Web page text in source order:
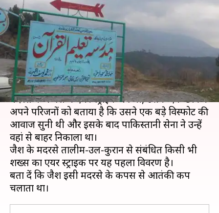
विस्फोट की आवाज, पाकिस्तानी सेना
ने निकाला सुरक्षित
लेखन मुकुल तोमर Mar 05, 2019 12:48 pm
क्या है खबर?
भारतीय वायुसेना (IAF) ने जैश-ए-मोहम्मद के जिस
मदरसे के कैंपस में एयर स्ट्राइक की थी, उसके एक छात्र ने
अपने परिजनों को बताया है कि उसने एक बड़े विस्फोट की
आवाज सुनी थी और इसके बाद पाकिस्तानी सेना ने उन्हें
वहां से बाहर निकाला था।
जैश के मदरसे तालीम-उल-कुरान से संबंधित किसी भी
शख्स का एयर स्ट्राइक पर यह पहला विवरण है।
बता दें कि जैश इसी मदरसे के कैंपस से आतंकी कैंप